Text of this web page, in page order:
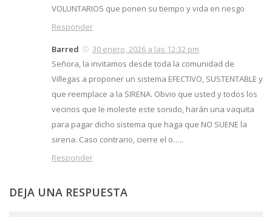
VOLUNTARIOS que ponen su tiempo y vida en riesgo
Responder
Barred
30 enero, 2026 a las 12:32 pm
Señora, la invitamos desde toda la comunidad de
Villegas a proponer un sistema EFECTIVO, SUSTENTABLE y
que reemplace a la SIRENA. Obvio que usted y todos los
vecinos que le moleste este sonido, harán una vaquita
para pagar dicho sistema que haga que NO SUENE la
sirena. Caso contrario, cierre el o…..
Responder
DEJA UNA RESPUESTA